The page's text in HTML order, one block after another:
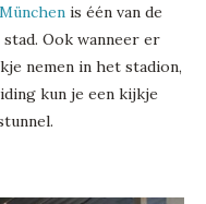
is één van de
Ook wanneer er
nemen in het stadion,
kun je een kijkje